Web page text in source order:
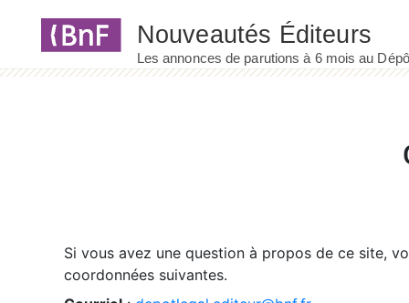
Si vous avez une question à propos de ce site,
coordonnées suivantes.